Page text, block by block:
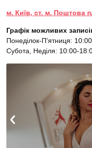
м. Київ, ст. м. Поштова
Графік можливих
Понеділок-П'ятниця:
Субота, Неділя: 10:00-